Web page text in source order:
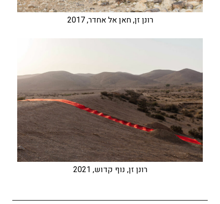
רונן זן, חאן אל אחדר, 2017
רונן זן, נוף קדוש, 2021